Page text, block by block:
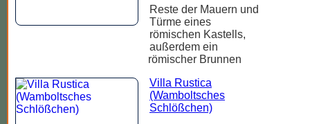
Reste der Mauern und
Türme eines
römischen Kastells,
außerdem ein
römischer Brunnen
Villa Rustica
(Wamboltsches
Schlößchen)